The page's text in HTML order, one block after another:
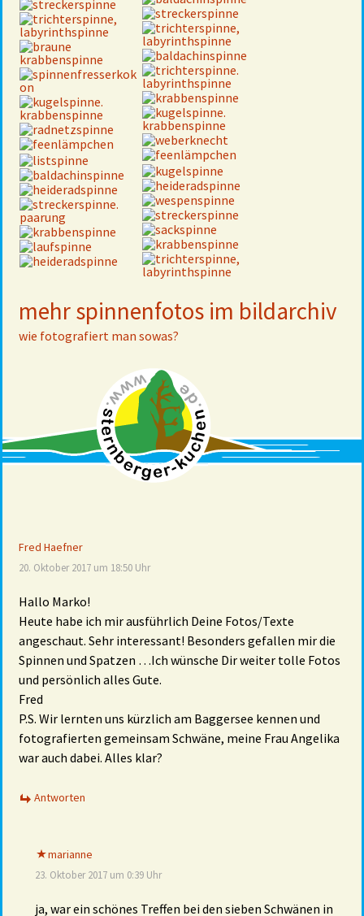
mehr spinnenfotos im bildarchiv
wie fotografiert man sowas?
Fred Haefner
20. Oktober 2017 um 18:50 Uhr
Hallo Marko!
Heute habe ich mir ausführlich Deine Fotos/Texte
angeschaut. Sehr interessant! Besonders gefallen mir die
Spinnen und Spatzen …Ich wünsche Dir weiter tolle Fotos
und persönlich alles Gute.
Fred
P.S. Wir lernten uns kürzlich am Baggersee kennen und
fotografierten gemeinsam Schwäne, meine Frau Angelika
war auch dabei. Alles klar?
Antworten
marianne
23. Oktober 2017 um 0:39 Uhr
ja, war ein schönes Treffen bei den sieben Schwänen in